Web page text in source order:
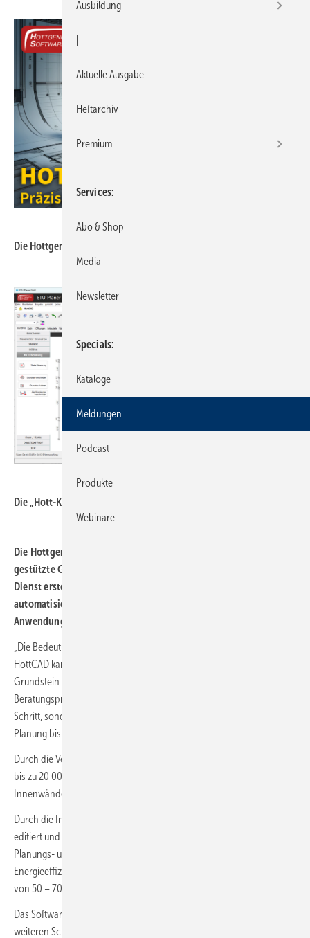
Die Hottgenroth Gruppe präsentiert „Hott-KI“.
Die „Hott-KI“ im Einsatz in der Software „ETU-Planer“.
Die Hottgenroth Software AG stellte am 6. Juni ihre neue KI-
gestützte Grundrisserkennungssoftware „Hott-KI“ vor. Der KI-
Dienst erstellt aus einem bestehenden Grundrissbild
automatisiert ein 3D-Gebäudemodell, das dann in der CAD-
Anwendung „HottCAD“ weiterbearbeitet werden kann.
„Die Bedeutung einer schnellen und genauen Datenerfassung mit
HottCAD kann nicht hoch genug eingeschätzt werden, da sie den
Grundstein für alle weiteren Schritte im Planungs- und
Beratungsprozess legt. Mit Hott-KI optimieren Sie nicht nur diesen
Schritt, sondern beschleunigen den gesamten Prozess von der
Planung bis zur Fertigstellung.“, so der COO Björn Wolff.
Durch die Verwendung einer umfangreichen Trainingsdatenbank von
bis zu 20 000 Projekten erkennt die Hott-KI Außenwände,
Innenwände, Fenster und Türen genau.
Durch die Integration in die CAD-Anwendung können die Ergebnisse
editiert und verbessert werden. Dies beschleunigt nachfolgende
Planungs- und Berechnungsphasen, wie bspw.
Energieeffizienzanalysen. Der Anbieter spricht von einer Zeitersparnis
von 50 – 70 % durch die Verwendung der KI.
Das Softwarehaus hat die neue Anwendung als Grundstein für alle
weiteren Schritte im Planungs- und Beratungsbereich vorgesehen. ■
Ausbildung
Aktuelle Ausgabe
Heftarchiv
Premium
Services
Abo & Shop
Media
Newsletter
Specials
Kataloge
Meldungen
Podcast
Produkte
Webinare